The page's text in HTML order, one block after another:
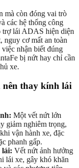
mà còn đóng vai trò
các hệ thống công
trợ lái ADAS hiện diện
cơ mất an toàn
nhận biết đúng
bị nứt hay chỉ cần
xe.
nên thay kính lái
Một vết nứt lớn
giảm nghiêm trọng,
vận hành xe, đặc
phanh gấp.
lái: Vết nứt ảnh hưởng
lái xe, gây khó khăn